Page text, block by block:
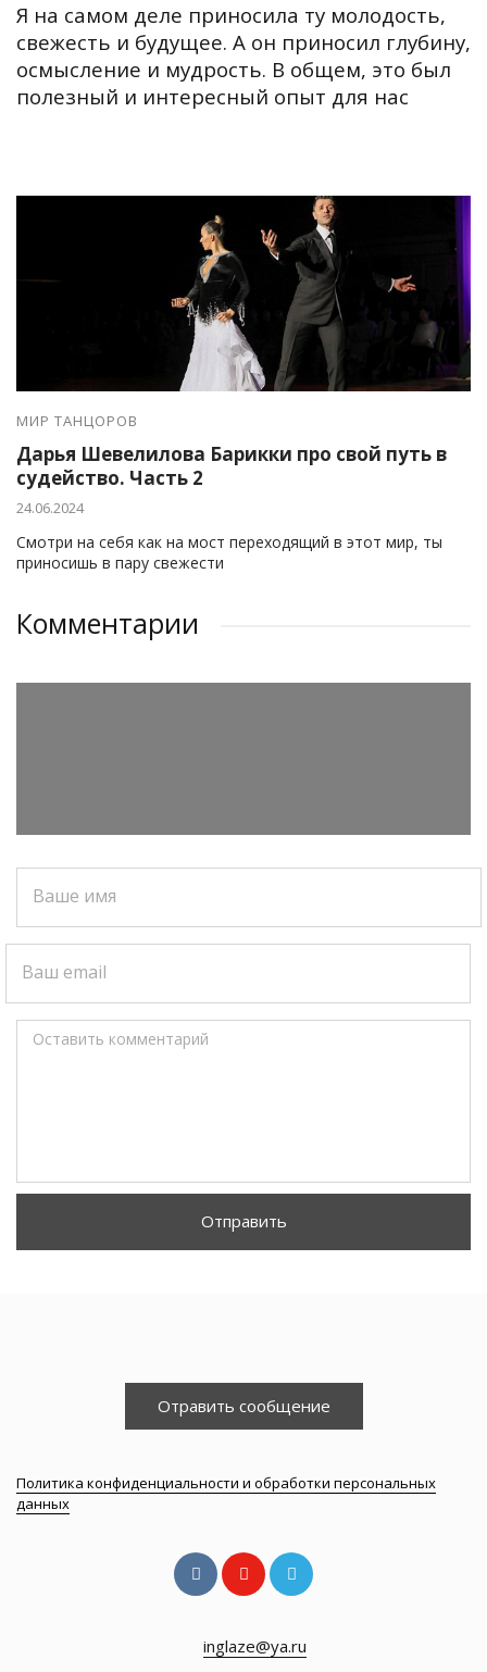
Я на самом деле приносила ту молодость,
свежесть и будущее. А он приносил глубину,
осмысление и мудрость. В общем, это был
полезный и интересный опыт для нас
МИР ТАНЦОРОВ
Дарья Шевелилова Барикки про свой путь в
судейство. Часть 2
24.06.2024
Смотри на себя как на мост переходящий в этот мир, ты
приносишь в пару свежести
Комментарии
Ваше имя
Ваш email
Оставить комментарий
Отправить
Отравить сообщение
Политика конфиденциальности и обработки персональных
данных
inglaze@ya.ru